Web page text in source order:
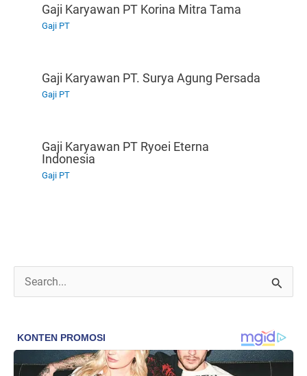
Gaji Karyawan PT Korina Mitra Tama
Gaji PT
Gaji Karyawan PT. Surya Agung Persada
Gaji PT
Gaji Karyawan PT Ryoei Eterna
Indonesia
Gaji PT
a
u